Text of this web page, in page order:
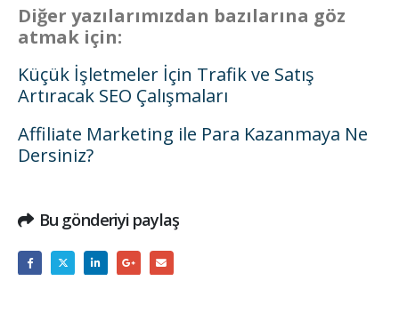
Diğer yazılarımızdan bazılarına göz
atmak için:
Küçük İşletmeler İçin Trafik ve Satış
Artıracak SEO Çalışmaları
Affiliate Marketing ile Para Kazanmaya Ne
Dersiniz?
Bu gönderiyi paylaş